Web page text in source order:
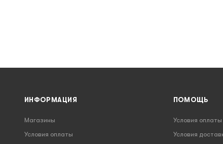
ИНФОРМАЦИЯ
Магазины
Условия оплаты
ПОМОЩЬ
Условия оплаты
Условия